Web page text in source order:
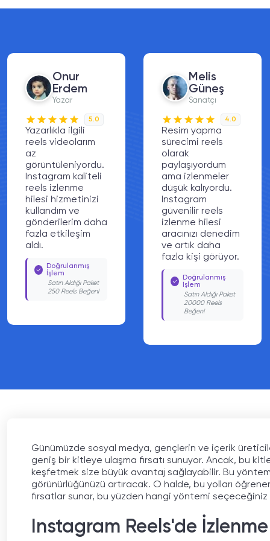
Melis
Güneş
Sanatçı
4.0
Resim yapma
sürecimi reels
olarak
paylaşıyordum
ama izlenmeler
düşük kalıyordu.
Instagram
güvenilir reels
izlenme hilesi
aracınızı denedim
ve artık daha
fazla kişi görüyor.
Doğrulanmış
İşlem
Satın Aldığı Paket
Can
Polat
Avukat
5.0
Profesyonel
paylaşımlarımı
daha fazla kişiye
ulaştırmak için
instagram gerçek
reels izlenme
hilesi hizmetinizi
kullandım ve
sonuçlardan çok
memnun kaldım.
Doğrulanmış
İşlem
10000 Reels
Beğeni
Günümüzde sosyal medya, gençlerin ve içerik
geniş bir kitleye ulaşma fırsatı sunuyor. Ancak, bu
keşfetmek size büyük avantaj sağlayabilir. Bu
görünürlüğünüzü artıracak. O halde, bu yolları
fırsatlar sunar, bu yüzden hangi yöntemi seçeceğiniz
Instagram Reels'de İzlenme